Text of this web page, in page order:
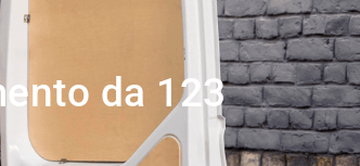
da 123